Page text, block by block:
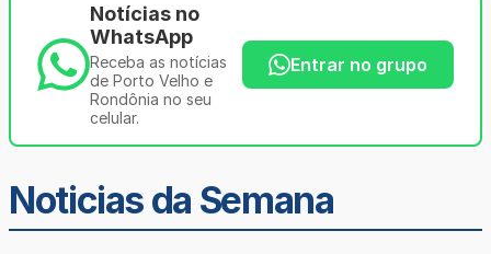
Notícias no
WhatsApp
Receba as notícias
de Porto Velho e
Rondônia no seu
celular.
Entrar no grupo
Noticias da Semana